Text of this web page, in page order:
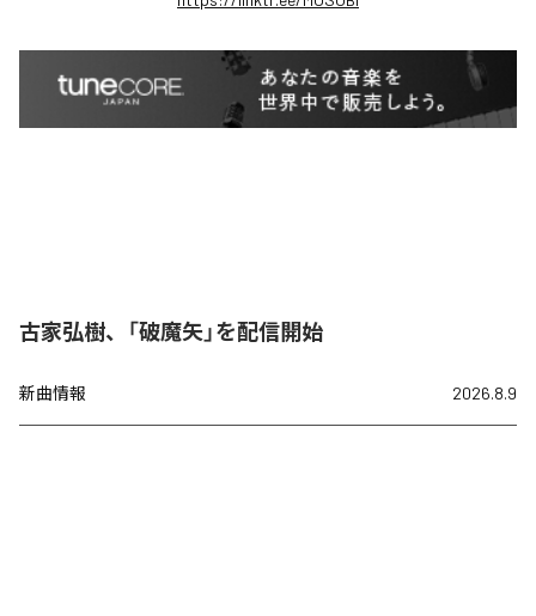
古家弘樹、「破魔矢」を配信開始
新曲情報 2026.8.9